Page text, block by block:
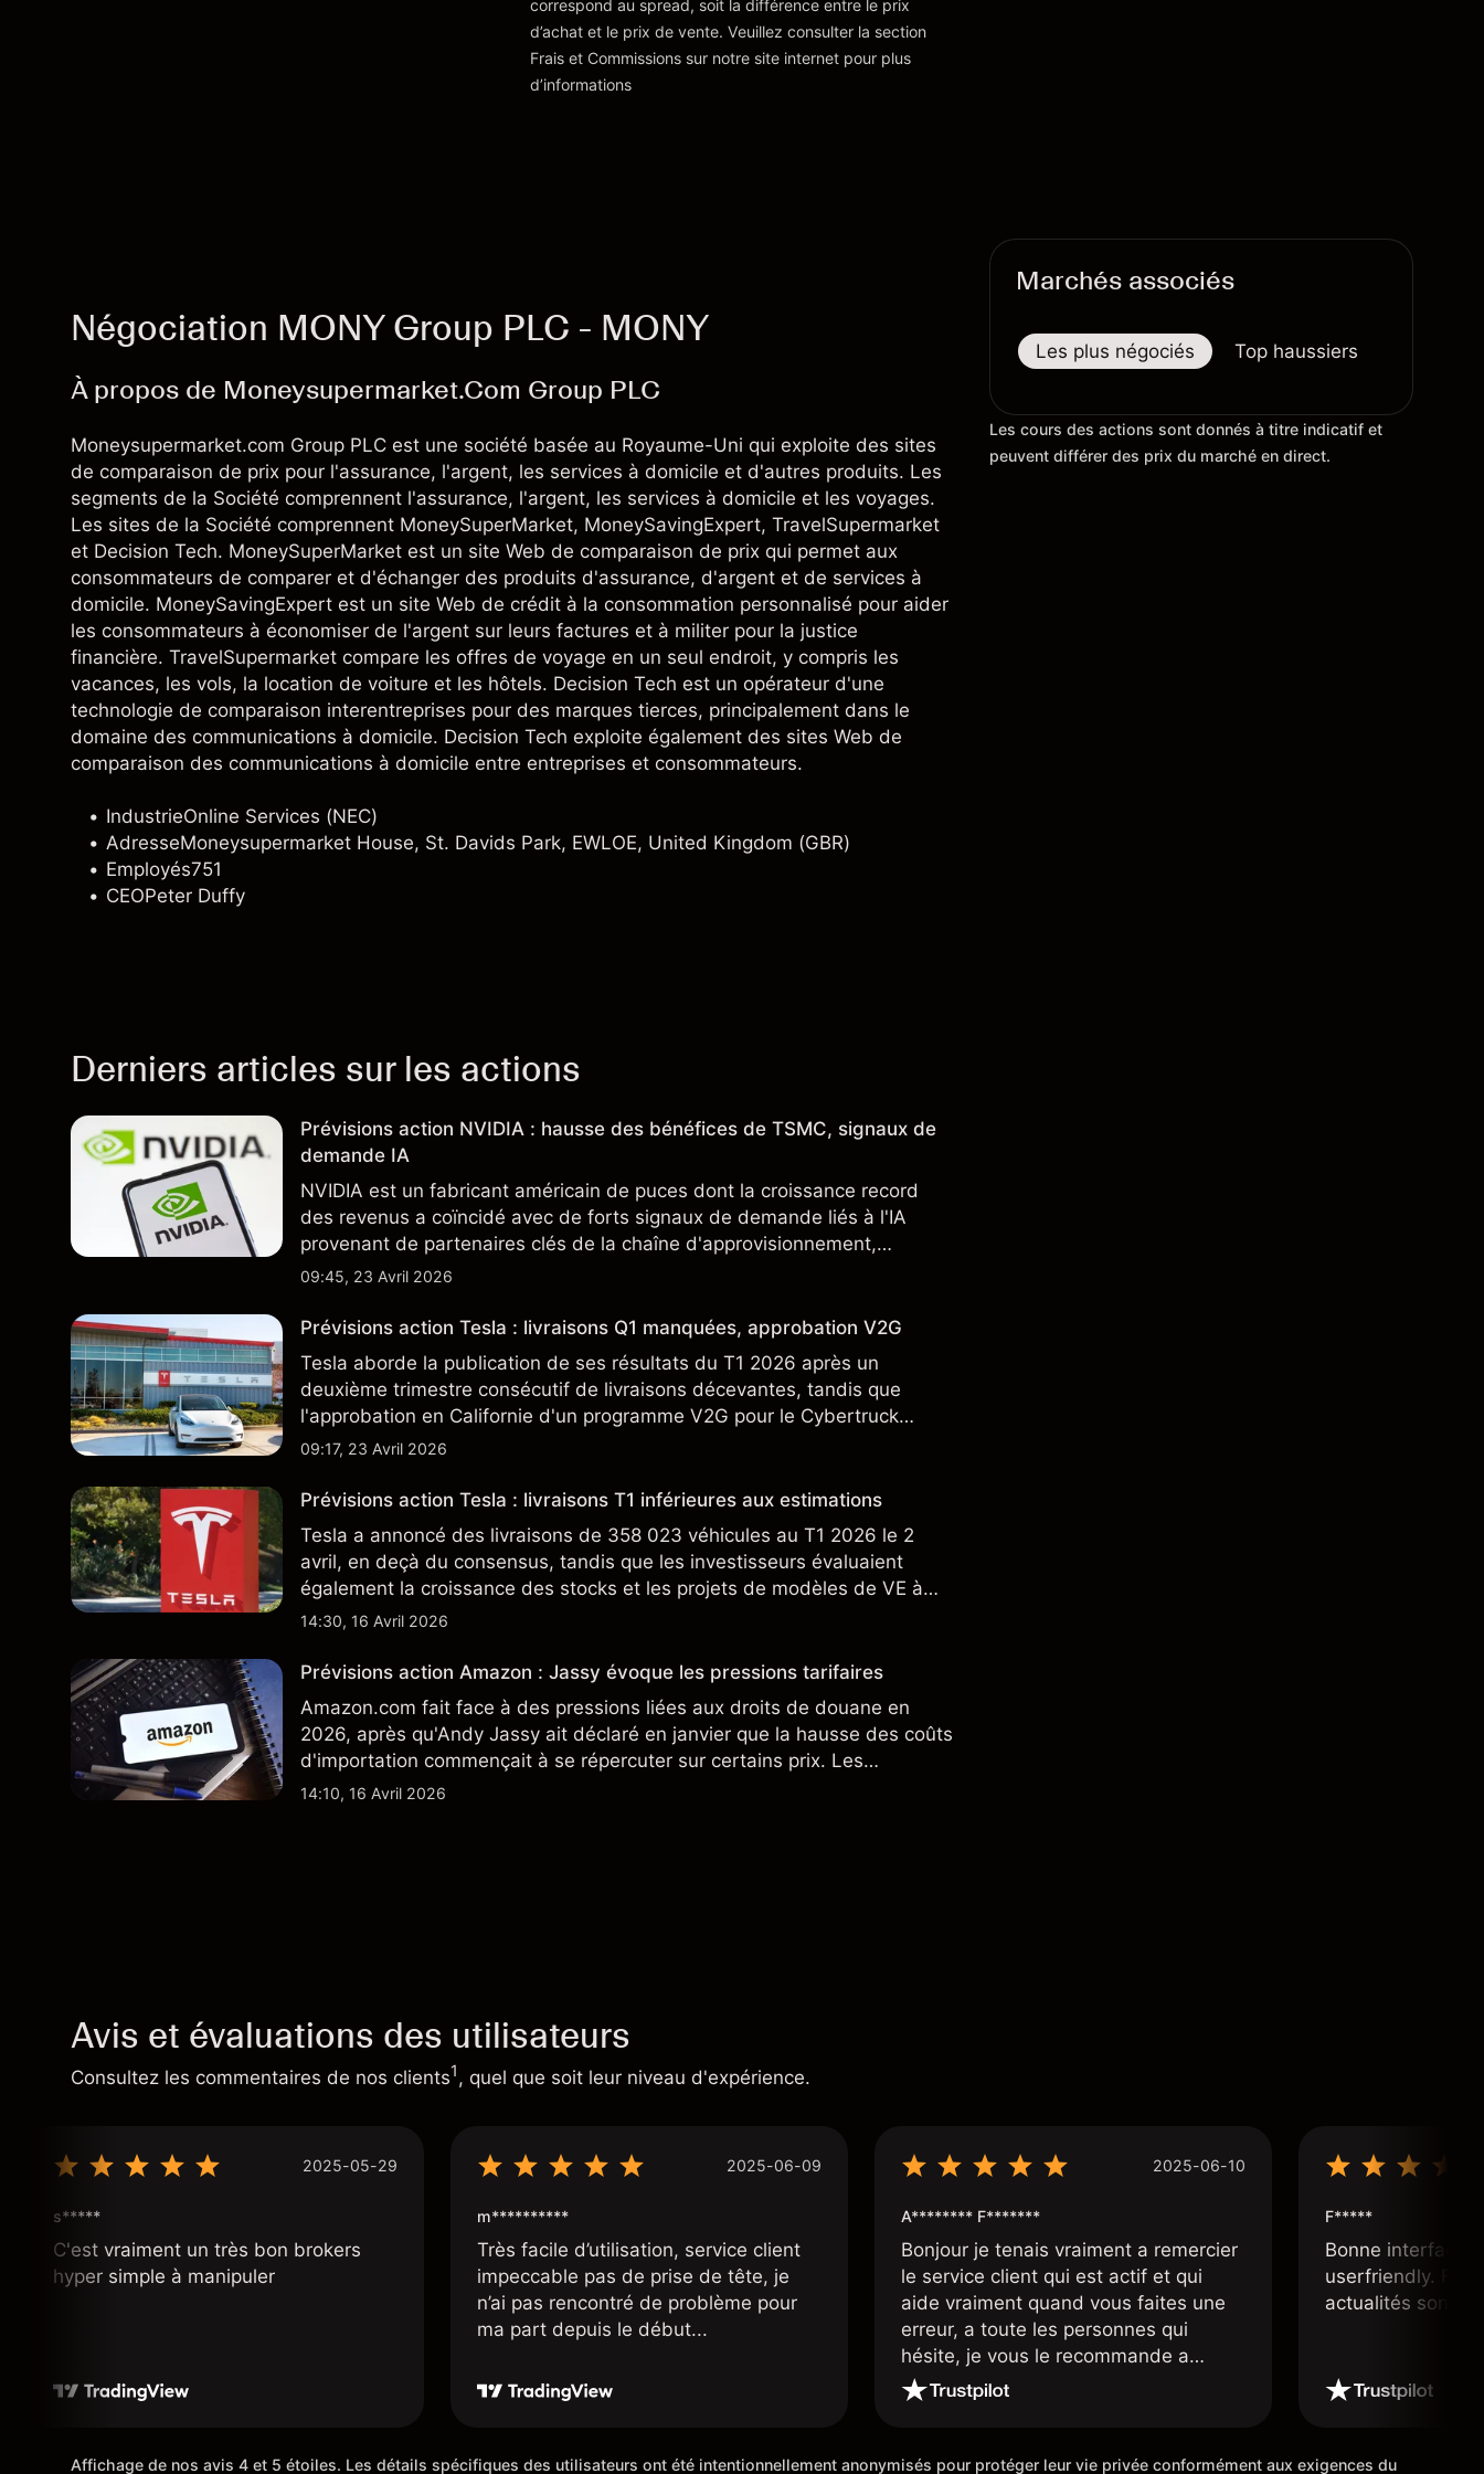
Vers la plateforme
'Tarifs et Frais
correspond au spread, soit la différence entre le prix
d’achat et le prix de vente. Veuillez consulter la section
Frais et Commissions sur notre site internet pour plus
d’informations
Négociation MONY Group PLC - MONY
À propos de Moneysupermarket.Com Group PLC
Moneysupermarket.com Group PLC est une société basée au Royaume-Uni qui exploite des sites
de comparaison de prix pour l'assurance, l'argent, les services à domicile et d'autres produits. Les
segments de la Société comprennent l'assurance, l'argent, les services à domicile et les voyages.
Les sites de la Société comprennent MoneySuperMarket, MoneySavingExpert, TravelSupermarket
et Decision Tech. MoneySuperMarket est un site Web de comparaison de prix qui permet aux
consommateurs de comparer et d'échanger des produits d'assurance, d'argent et de services à
domicile. MoneySavingExpert est un site Web de crédit à la consommation personnalisé pour aider
les consommateurs à économiser de l'argent sur leurs factures et à militer pour la justice
financière. TravelSupermarket compare les offres de voyage en un seul endroit, y compris les
vacances, les vols, la location de voiture et les hôtels. Decision Tech est un opérateur d'une
technologie de comparaison interentreprises pour des marques tierces, principalement dans le
domaine des communications à domicile. Decision Tech exploite également des sites Web de
comparaison des communications à domicile entre entreprises et consommateurs.
IndustrieOnline Services (NEC)
AdresseMoneysupermarket House, St. Davids Park, EWLOE, United Kingdom (GBR)
Employés751
CEOPeter Duffy
Derniers articles sur les actions
Prévisions action NVIDIA : hausse des bénéfices de TSMC, signaux de
demande IA
NVIDIA est un fabricant américain de puces dont la croissance record
des revenus a coïncidé avec de forts signaux de demande liés à l'IA
provenant de partenaires clés de la chaîne d'approvisionnement,
notamment TSMC et ASML. Les performances passées ne préjugent pas
09:45, 23 Avril 2026
Prévisions action Tesla : livraisons Q1 manquées, approbation V2G
Tesla aborde la publication de ses résultats du T1 2026 après un
deuxième trimestre consécutif de livraisons décevantes, tandis que
l'approbation en Californie d'un programme V2G pour le Cybertruck
ajoute un nouveau développement à son activité énergétique.
09:17, 23 Avril 2026
Prévisions action Tesla : livraisons T1 inférieures aux estimations
Tesla a annoncé des livraisons de 358 023 véhicules au T1 2026 le 2
avril, en deçà du consensus, tandis que les investisseurs évaluaient
également la croissance des stocks et les projets de modèles de VE à
moindre coût, dont un nouveau SUV. Découvrez les objectifs de cours
14:30, 16 Avril 2026
Prévisions action Amazon : Jassy évoque les pressions tarifaires
Amazon.com fait face à des pressions liées aux droits de douane en
2026, après qu'Andy Jassy ait déclaré en janvier que la hausse des coûts
d'importation commençait à se répercuter sur certains prix. Les
performances passées ne préjugent pas des résultats futurs.
14:10, 16 Avril 2026
Marchés associés
Les plus négociés Top haussiers
Les cours des actions sont donnés à titre indicatif et
peuvent différer des prix du marché en direct.
Avis et évaluations des utilisateurs
Consultez les commentaires de nos clients1, quel que soit leur niveau d'expérience.
2025-05-29
s*****
C'est vraiment un très bon brokers
hyper simple à manipuler
2025-06-09
m**********
Très facile d’utilisation, service client
impeccable pas de prise de tête, je
n’ai pas rencontré de problème pour
ma part depuis le début...
2025-06-10
A******** F*******
Bonjour je tenais vraiment a remercier
le service client qui est actif et qui
aide vraiment quand vous faites une
erreur, a toute les personnes qui
hésite, je vous le recommande a
100%. Un courtier très fiable et digne
F*****
Bonne interface
userfriendly.
actualités sont
Affichage de nos avis 4 et 5 étoiles. Les détails spécifiques des utilisateurs ont été intentionnellement anonymisés pour protéger leur vie privée conformément aux exigences du